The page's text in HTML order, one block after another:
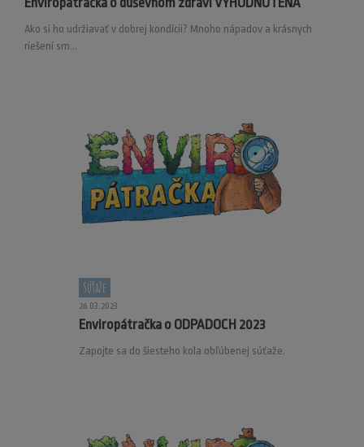
Ako si ho udržiavať v dobrej kondícii? Mnoho nápadov a krásnych
riešení sm...
Súťaže
26.03.2023
Enviropátračka o ODPADOCH 2023
Zapojte sa do šiesteho kola obľúbenej súťaže.